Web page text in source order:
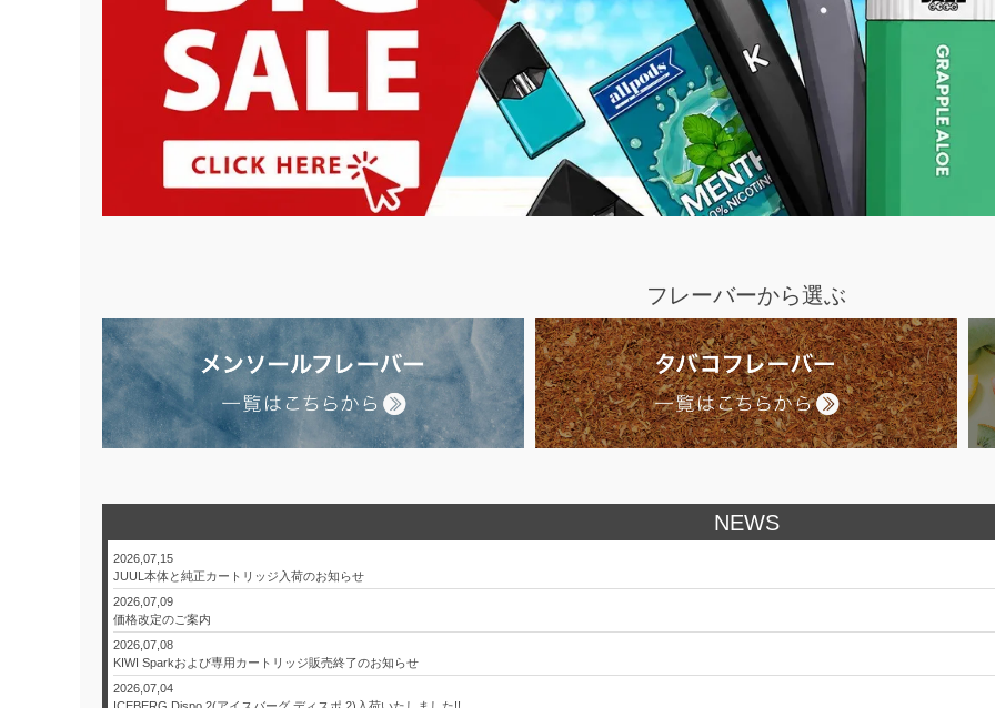
フレーバーから選ぶ
NEWS
2026,07,15
JUUL本体と純正カートリッジ入荷のお知らせ
2026,07,09
価格改定のご案内
2026,07,08
KIWI Sparkおよび専用カートリッジ販売終了のお知らせ
2026,07,04
ICEBERG Dispo 2(アイスバーグ ディスポ 2)入荷いたしました!!